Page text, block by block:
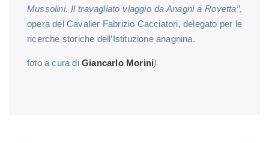
Mussolini. Il travagliato viaggio da Anagni a Rovetta”,
opera del Cavalier Fabrizio Cacciatori, delegato per le
ricerche storiche dell’Istituzione anagnina.
foto a cura di Giancarlo Morini)